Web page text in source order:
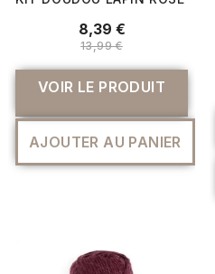
8,39 €
13,99 €
VOIR LE PRODUIT
AJOUTER AU PANIER